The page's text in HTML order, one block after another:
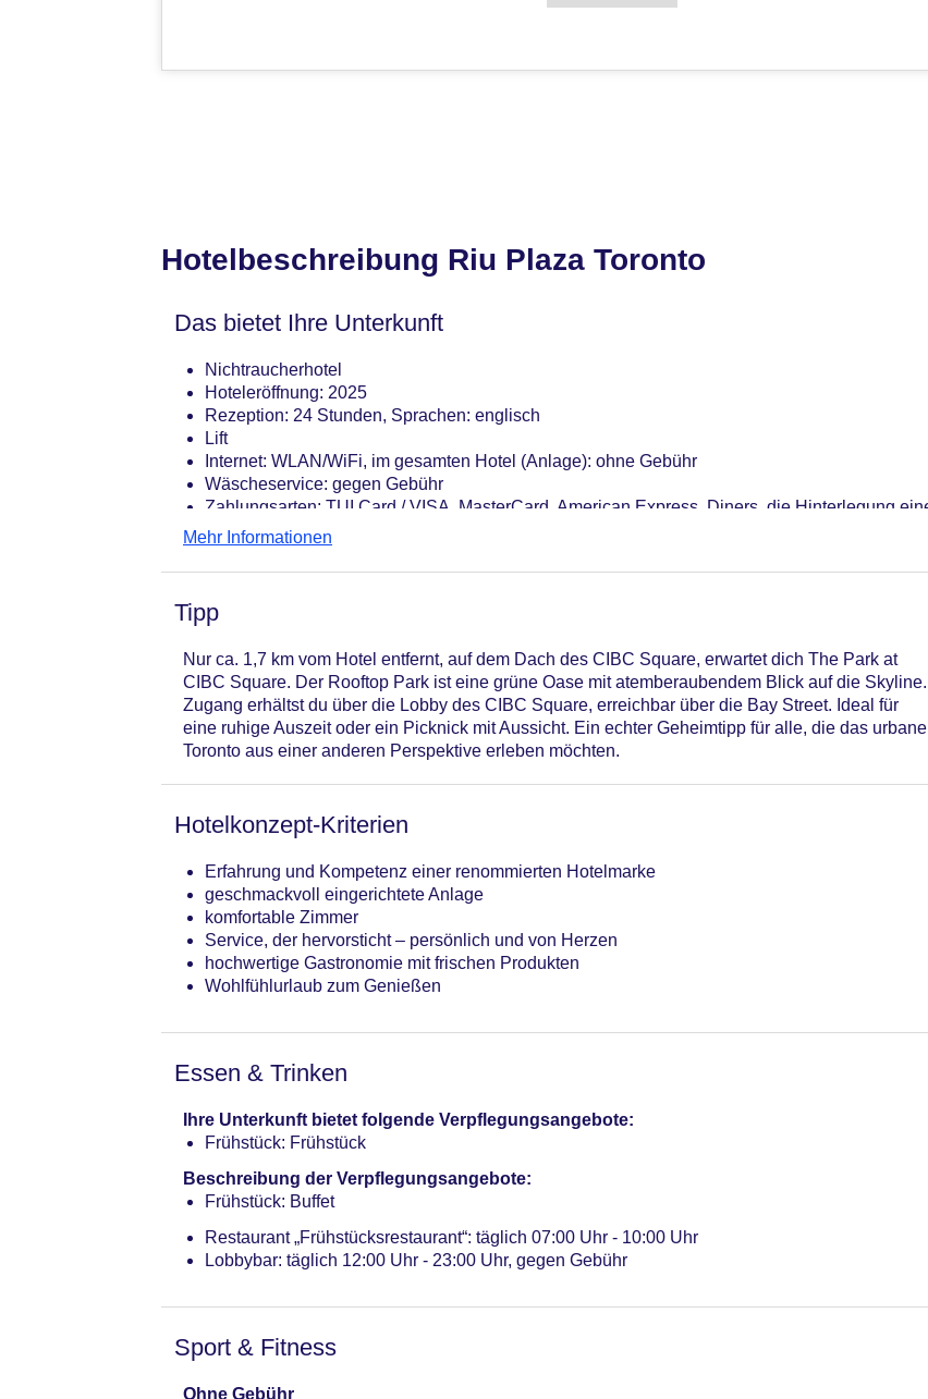
Hotelbeschreibung Riu Plaza Toronto
Das bietet Ihre Unterkunft
Nichtraucherhotel
Hoteleröffnung: 2025
Rezeption: 24 Stunden, Sprachen: englisch
Lift
Internet: WLAN/WiFi, im gesamten Hotel (Anlage): ohne Gebühr
Wäscheservice: gegen Gebühr
Zahlungsarten: TUI Card / VISA, MasterCard, American Express, Diners, die Hinterlegung
ist Pflicht
Gebäudeanzahl: 1, Etagen: 23, Zimmer: 352
Mehr Informationen
Tipp
Nur ca. 1,7 km vom Hotel entfernt, auf dem Dach des CIBC Square, erwartet dich The Park at
CIBC Square. Der Rooftop Park ist eine grüne Oase mit atemberaubendem Blick auf die Skyline.
Zugang erhältst du über die Lobby des CIBC Square, erreichbar über die Bay Street. Ideal für
eine ruhige Auszeit oder ein Picknick mit Aussicht. Ein echter Geheimtipp für alle, die das urbane
Toronto aus einer anderen Perspektive erleben möchten.
Hotelkonzept-Kriterien
Erfahrung und Kompetenz einer renommierten Hotelmarke
geschmackvoll eingerichtete Anlage
komfortable Zimmer
Service, der hervorsticht – persönlich und von Herzen
hochwertige Gastronomie mit frischen Produkten
Wohlfühlurlaub zum Genießen
Essen & Trinken
Ihre Unterkunft bietet folgende Verpflegungsangebote:
Frühstück: Frühstück
Beschreibung der Verpflegungsangebote:
Frühstück: Buffet
Restaurant „Frühstücksrestaurant“: täglich 07:00 Uhr - 10:00 Uhr
Lobbybar: täglich 12:00 Uhr - 23:00 Uhr, gegen Gebühr
Sport & Fitness
Ohne Gebühr